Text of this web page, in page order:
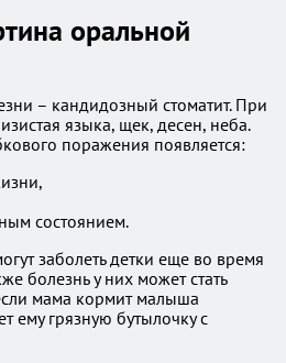
оральной
– кандидозный стоматит. При
языка, щек, десен, неба.
поражения появляется:
состоянием.
заболеть детки еще во время
болезнь у них может стать
мама кормит малыша
ему грязную бутылочку с